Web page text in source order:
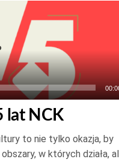
lat NCK
to nie tylko okazja, by
w których działa,